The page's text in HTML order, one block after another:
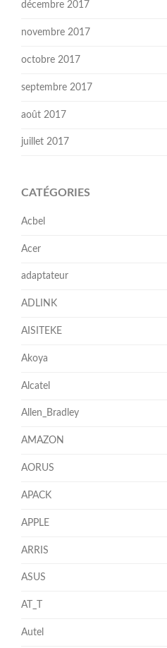
décembre 2017
novembre 2017
octobre 2017
septembre 2017
août 2017
juillet 2017
CATÉGORIES
Acbel
Acer
adaptateur
ADLINK
AISITEKE
Akoya
Alcatel
Allen_Bradley
AMAZON
AORUS
APACK
APPLE
ARRIS
ASUS
AT_T
Autel